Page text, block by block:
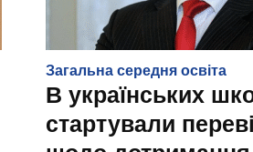
Загальна середня освіта
В українських
стартували